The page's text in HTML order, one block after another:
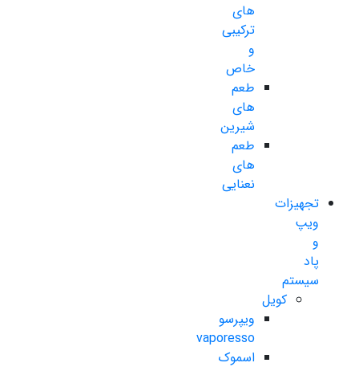
های
ترکیبی
و
خاص
طعم
های
شیرین
طعم
های
نعنایی
تجهیزات
ویپ
و
پاد
سیستم
کویل
ویپرسو
vaporesso
اسموک